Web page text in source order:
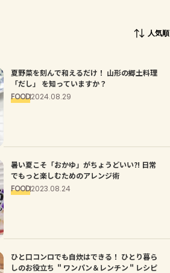
い合わせ
とは
人気順
夏野菜を刻んで和えるだけ！ 山形の郷土料理
「だし」 を知っていますか？
FOOD2024.08.29
暑い夏こそ「おかゆ」がちょうどいい?! 日常
でもっと楽しむためのアレンジ術
FOOD2023.08.24
ひと口コンロでも自炊はできる！ ひとり暮ら
しのお役立ち ＂ワンパン＆レンチン＂レシピ